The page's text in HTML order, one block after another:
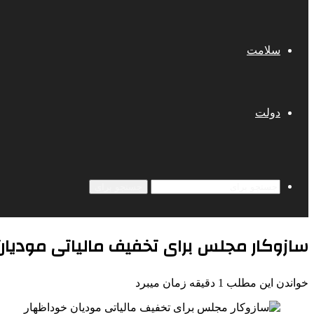
سلامت
دولت
سازوکار مجلس برای تخفیف مالیاتی
خواندن این مطلب 1 دقیقه زمان میبرد